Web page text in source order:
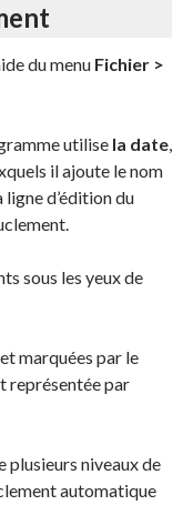
du menu Fichier >
utilise la date,
il ajoute le nom
ligne d’édition du
sous les yeux de
marquées par le
représentée par
plusieurs niveaux de
automatique